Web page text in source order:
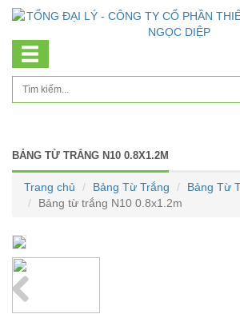
BẢNG TỪ TRẮNG N10 0.8X1.2M
Trang chủ Bảng Từ Trắng
Bảng Từ
Bảng từ trắng N10 0.8x1.2m